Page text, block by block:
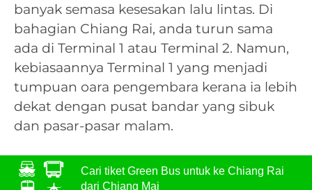
banyak semasa kesesakan lalu lintas. Di
bahagian Chiang Rai, anda turun sama
ada di Terminal 1 atau Terminal 2. Namun,
kebiasaannya Terminal 1 yang menjadi
tumpuan oara pengembara kerana ia lebih
dekat dengan pusat bandar yang sibuk
dan pasar-pasar malam.
Cari tiket Green Bus untuk ke Chiang Rai
dari Chiang Mai